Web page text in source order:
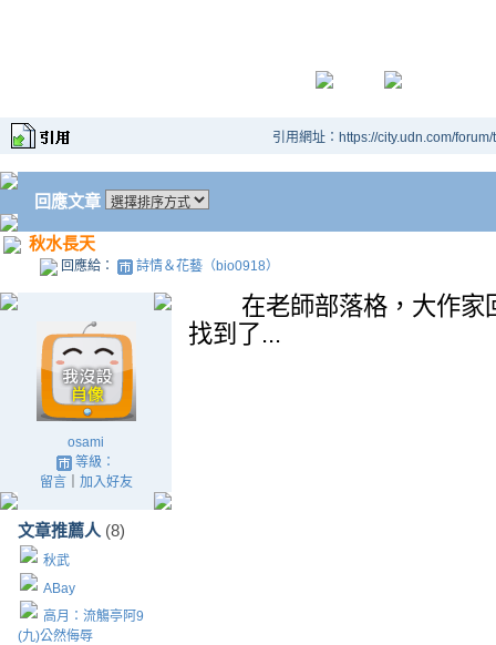
引用網址：https://city.udn.com/
回應文章
秋水長天
回應給： 詩情＆花藝（bio0918）
osami
等級：
留言｜ 加入好友
文章推薦人 (8)
秋武
ABay
高月：流觴亭阿9
(九)公然侮辱
在老師部落格，大作家
找到了...